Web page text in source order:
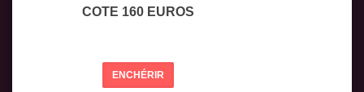
COTE 160 EUROS
ENCHÉRIR